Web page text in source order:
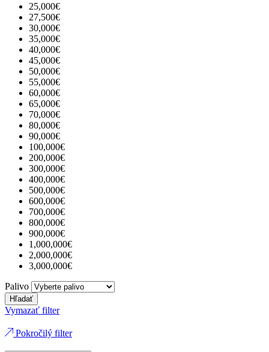
25,000€
27,500€
30,000€
35,000€
40,000€
45,000€
50,000€
55,000€
60,000€
65,000€
70,000€
80,000€
90,000€
100,000€
200,000€
300,000€
400,000€
500,000€
600,000€
700,000€
800,000€
900,000€
1,000,000€
2,000,000€
3,000,000€
Palivo
Hľadať
Vymazať filter
Pokročilý filter